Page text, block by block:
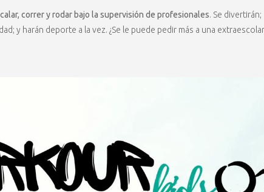
correr y rodar bajo la supervisión de profesionales. Se divertirán;
y harán deporte a la vez. ¿Se le puede pedir más a una